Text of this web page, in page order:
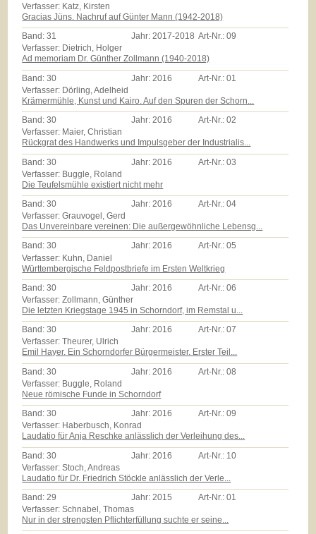
Verfasser: Katz, Kirsten
Gracias Jüns. Nachruf auf Günter Mann (1942-2018)
Band:31 Jahr:2017-2018 Art-Nr.:09
Verfasser: Dietrich, Holger
Ad memoriam Dr. Günther Zollmann (1940-2018)
Band:30 Jahr: 2016 Art-Nr.:01
Verfasser: Dörling, Adelheid
Krämermühle, Kunst und Kairo. Auf den Spuren der Schorn...
Band:30 Jahr:2016 Art-Nr.:02
Verfasser: Maier, Christian
Rückgrat des Handwerks und Impulsgeber der Industrialis...
Band:30 Jahr: 2016 Art-Nr.:03
Verfasser: Buggle, Roland
Die Teufelsmühle existiert nicht mehr
Band:30 Jahr:2016 Art-Nr.:04
Verfasser: Grauvogel, Gerd
Das Unvereinbare vereinen: Die außergewöhnliche Lebensg...
Band:30 Jahr:2016 Art-Nr.:05
Verfasser: Kuhn, Daniel
Württembergische Feldpostbriefe im Ersten Weltkrieg
Band:30 Jahr:2016 Art-Nr.:06
Verfasser: Zollmann, Günther
Die letzten Kriegstage 1945 in Schorndorf, im Remstal u...
Band:30 Jahr:2016 Art-Nr.:07
Verfasser: Theurer, Ulrich
Emil Hayer. Ein Schorndorfer Bürgermeister. Erster Teil...
Band:30 Jahr: 2016 Art-Nr.:08
Verfasser: Buggle, Roland
Neue römische Funde in Schorndorf
Band:30 Jahr:2016 Art-Nr.:09
Verfasser: Haberbusch, Konrad
Laudatio für Anja Reschke anlässlich der Verleihung des...
Band:30 Jahr: 2016 Art-Nr.: 10
Verfasser: Stoch, Andreas
Laudatio für Dr. Friedrich Stöckle anlässlich der Verle...
Band:29 Jahr:2015 Art-Nr.:01
Verfasser: Schnabel, Thomas
Nur in der strengsten Pflichterfüllung suchte er seine...